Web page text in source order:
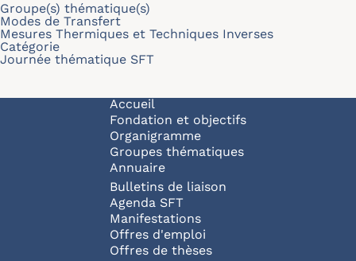
Groupe(s) thématique(s)
Modes de Transfert
Mesures Thermiques et Techniques Inverses
Catégorie
Journée thématique SFT
Navigation principale
Accueil
Fondation et objectifs
Organigramme
Groupes thématiques
Annuaire
Bulletins de liaison
Agenda SFT
Manifestations
Offres d'emploi
Offres de thèses